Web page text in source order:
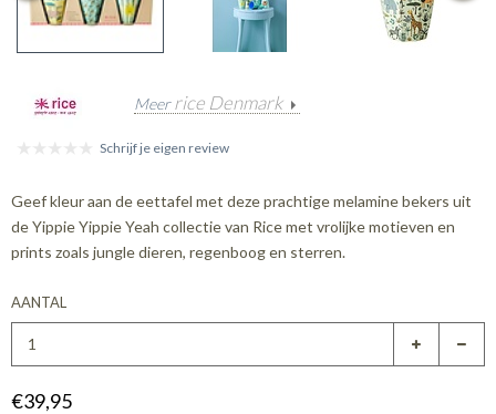
Meerrice Denmark
Schrijf je eigen review
Geef kleur aan de eettafel met deze prachtige melamine bekers uit
de Yippie Yippie Yeah collectie van Rice met vrolijke motieven en
prints zoals jungle dieren, regenboog en sterren.
AANTAL
€39,95